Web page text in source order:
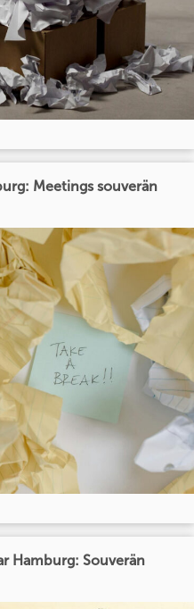
Meetings souverän
Hamburg: Souverän